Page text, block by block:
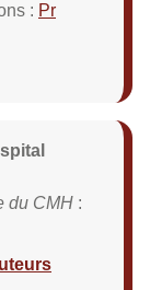
: Pr
du CMH :